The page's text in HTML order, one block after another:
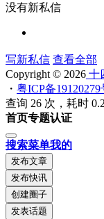
没有新私信
写新私信 查看全部
Copyright © 2026 十
・ 粤ICP备19120279
查询 26 次，耗时
首页专题认证
搜索菜单我的
发布文章
发布快讯
创建圈子
发表话题